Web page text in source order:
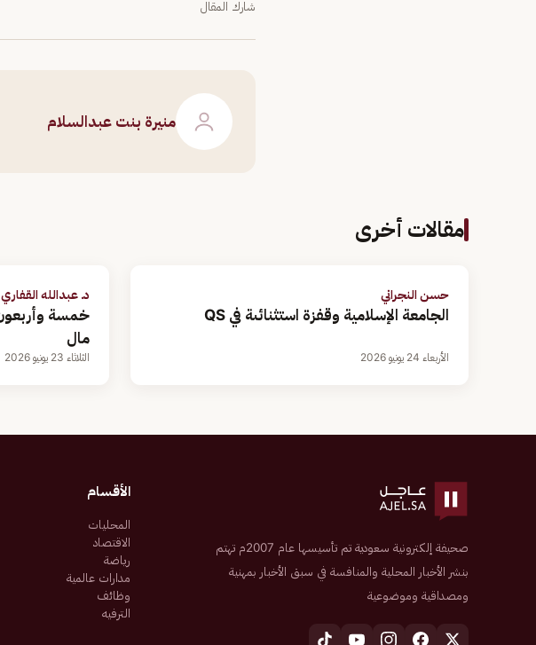
شارك المقال
منيرة بنت عبدالسلام
مقالات أخرى
حسن النجراني
الجامعة الإسلامية وقفزة استثنائىة في QS
الأربعاء 24 يونيو 2026
د. عبدالله القفاري
مال
الثلاثاء 23 يونيو 2026
صحيفة إلكترونية سعودية تم تأسيسها عام 2007م تهتم
بنشر الأخبار المحلية والمنافسة في سبق الأخبار بمهنية
ومصداقية وموضوعية
الأقسام
المحليات
الاقتصاد
رياضة
مدارات عالمية
وظائف
الترفيه